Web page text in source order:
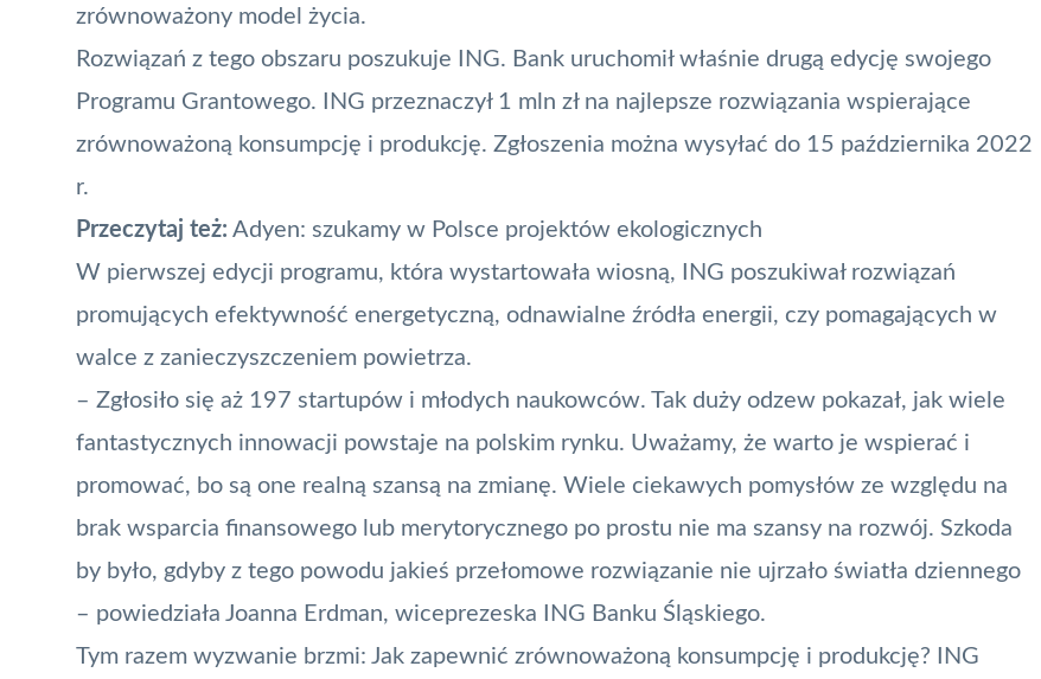
zrównoważony model życia.
Rozwiązań z tego obszaru poszukuje ING. Bank uruchomił właśnie drugą edycję swojego
Programu Grantowego. ING przeznaczył 1 mln zł na najlepsze rozwiązania wspierające
zrównoważoną konsumpcję i produkcję. Zgłoszenia można wysyłać do 15 października 2022
r.
Przeczytaj też: Adyen: szukamy w Polsce projektów ekologicznych
W pierwszej edycji programu, która wystartowała wiosną, ING poszukiwał rozwiązań
promujących efektywność energetyczną, odnawialne źródła energii, czy pomagających w
walce z zanieczyszczeniem powietrza.
– Zgłosiło się aż 197 startupów i młodych naukowców. Tak duży odzew pokazał, jak wiele
fantastycznych innowacji powstaje na polskim rynku. Uważamy, że warto je wspierać i
promować, bo są one realną szansą na zmianę. Wiele ciekawych pomysłów ze względu na
brak wsparcia finansowego lub merytorycznego po prostu nie ma szansy na rozwój. Szkoda
by było, gdyby z tego powodu jakieś przełomowe rozwiązanie nie ujrzało światła dziennego
– powiedziała Joanna Erdman, wiceprezeska ING Banku Śląskiego.
Tym razem wyzwanie brzmi: Jak zapewnić zrównoważoną konsumpcję i produkcję? ING